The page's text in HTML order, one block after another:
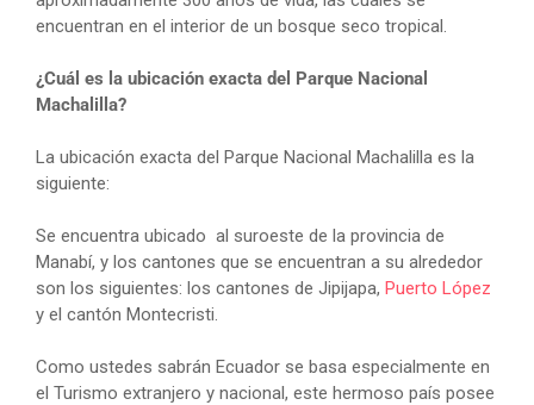
encuentran en el interior de un bosque seco tropical.
¿Cuál es la ubicación exacta del Parque Nacional
Machalilla?
La ubicación exacta del Parque Nacional Machalilla es la
siguiente:
Se encuentra ubicado al suroeste de la provincia de
Manabí, y los cantones que se encuentran a su alrededor
son los siguientes: los cantones de Jipijapa, Puerto López
y el cantón Montecristi.
Como ustedes sabrán Ecuador se basa especialmente en
el Turismo extranjero y nacional, este hermoso país posee